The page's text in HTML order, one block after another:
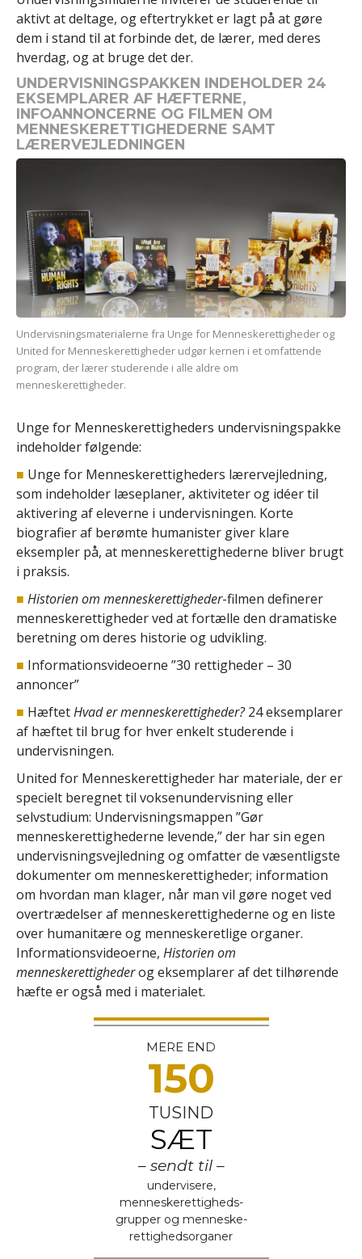
aktivt at deltage, og eftertrykket er lagt på at gøre
dem i stand til at forbinde det, de lærer, med deres
hverdag, og at bruge det der.
UNDERVISNINGSPAKKEN INDEHOLDER 24
EKSEMPLARER AF HÆFTERNE,
INFOANNONCERNE OG FILMEN OM
MENNESKERETTIGHEDERNE SAMT
LÆRERVEJLEDNINGEN
Undervisningsmaterialerne fra Unge for Menneskerettigheder og
United for Menneske­rettigheder udgør kernen i et omfattende
program, der lærer studerende i alle aldre om
menneskerettigheder.
Unge for Menneskerettigheders undervisningspakke
indeholder følgende:
■ Unge for Menneskerettigheders lærervejledning,
som indeholder læseplaner, aktiviteter og idéer til
aktivering af eleverne i undervisningen. Korte
biografier af berømte humanister giver klare
eksempler på, at menneskerettighederne bliver brugt
i praksis.
■ Historien om menneske­rettigheder-filmen definerer
menneskerettigheder ved at fortælle den dramatiske
beretning om deres historie og udvikling.
■ Informationsvideoerne ”30 rettigheder – 30
annoncer”
■ HæftetHvad er menneskerettigheder?24 eksemplarer
af hæftet til brug for hver enkelt studerende i
undervisningen.
United for Menneskerettigheder har materiale, der er
specielt beregnet til voksenundervisning eller
selvstudium: Undervisningsmappen ”Gør
menneskerettighederne levende,” der har sin egen
undervisningsvejledning og omfatter de væsentligste
dokumenter om menneskerettigheder; information
om hvordan man klager, når man vil gøre noget ved
overtrædelser af menneskerettighederne og en liste
over humanitære og menneskeretlige organer.
Informationsvideoerne, Historien om
menneskerettighederog eksemplarer af det tilhørende
hæfte er også med i materialet.
MERE END
150
TUSIND
SÆT
– sendt til –
undervisere,
menneskerettigheds­
grupper og menneske­
rettigheds­organer